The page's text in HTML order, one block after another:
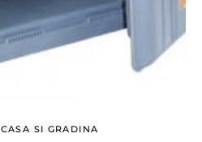
CASA SI GRADINA